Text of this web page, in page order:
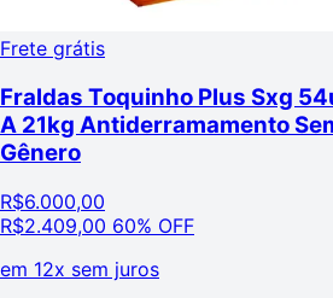
Frete grátis
Fraldas Toquinho Plus Sxg
A 21kg Antiderramamento
Gênero
R$6.000,00
R$2.409,00 60% OFF
em 12x sem juros